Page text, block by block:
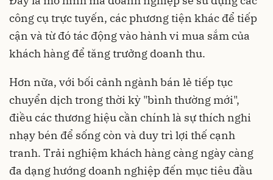
công cụ trực tuyến, các phương tiện khác để tiếp
cận và từ đó tác động vào hành vi mua sắm của
khách hàng để tăng trưởng doanh thu.
Hơn nữa, với bối cảnh ngành bán lẻ tiếp tục
chuyển dịch trong thời kỳ "bình thường mới",
điều các thương hiệu cần chính là sự thích nghi
nhạy bén để sống còn và duy trì lợi thế cạnh
tranh. Trải nghiệm khách hàng càng ngày càng
đa dạng hướng doanh nghiệp đến mục tiêu đầu